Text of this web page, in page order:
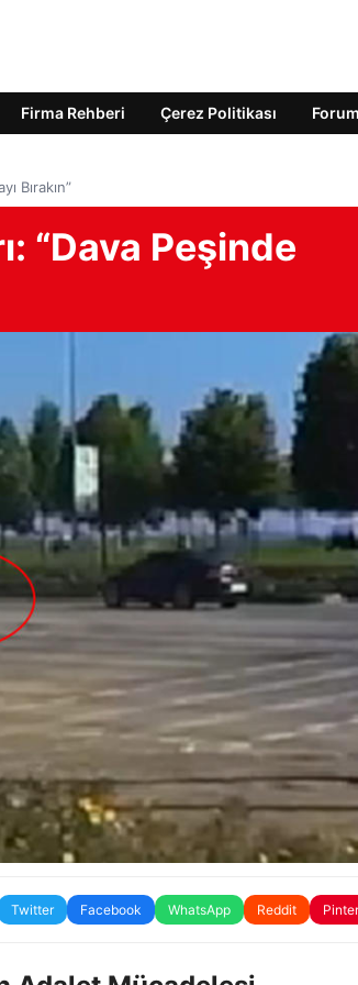
Firma Rehberi Çerez Politikası Forum
Bırakın”
“Dava Peşinde
Twitter Facebook WhatsApp Reddit